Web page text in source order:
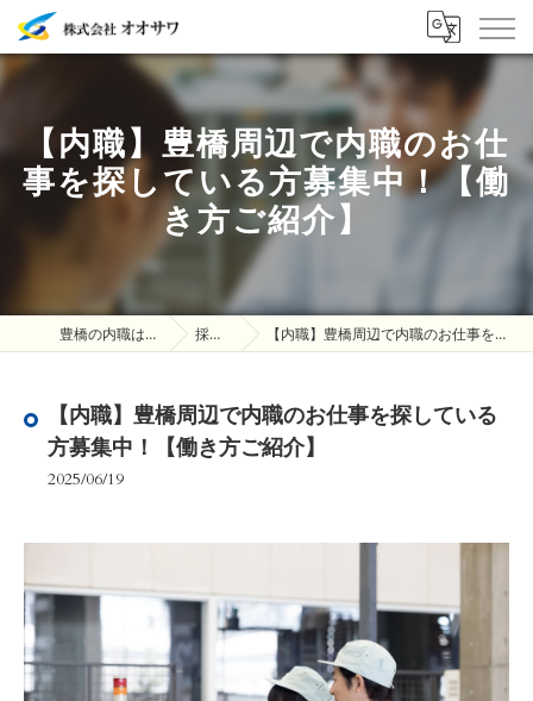
【内職】豊橋周辺で内職のお仕
事を探している方募集中！【働
き方ご紹介】
豊橋の内職は株式会社オオサワ 採用ブログ 【内職】豊橋周辺で内職のお仕事を探している方募集中！【働き方ご紹介】
【内職】豊橋周辺で内職のお仕事を探している
方募集中！【働き方ご紹介】
2025/06/19